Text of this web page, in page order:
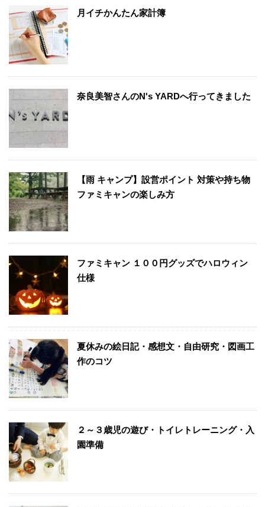
月イチかんたん家計簿
奈良美智さんのN's YARDへ行ってきました
【雨 キャンプ】設営ポイント 対策や持ち物
ファミキャンの楽しみ方
ファミキャン １００円グッズでハロウィン
仕様
夏休みの絵日記・感想文・自由研究・図画工
作のコツ
２～３歳児の遊び・トイレトレーニング・入
園準備